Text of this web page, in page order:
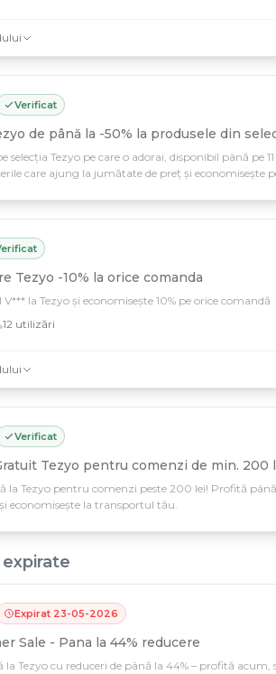
Verificat
de până la -50% la produsele din
selecția Tezyo pe care o adorai, disponibil până pe
care ajung la jumătate de preț și economisește
Tezyo -10% la orice comanda
V*** la Tezyo și economisește 10% pe orice comandă
12 utilizări
Verificat
Tezyo pentru comenzi de min. 200
la Tezyo pentru comenzi peste 200 lei! Profită până
economisește la transportul tău.
expirate
Expirat 23-05-2026
Sale - Pana la 44% reducere
la Tezyo cu reduceri de până la 44% – profită